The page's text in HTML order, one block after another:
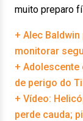
muito preparo
+ Alec
monitorar
+ Adolescente
de perigo do
+ Vídeo:
perde cauda;